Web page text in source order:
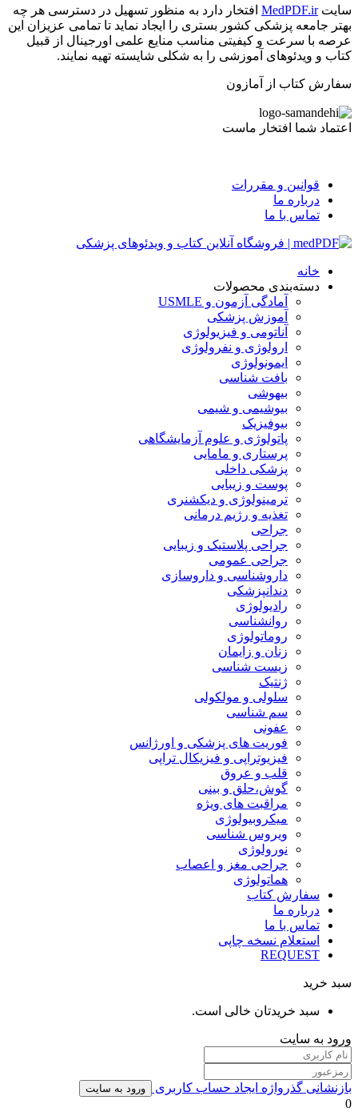
سایتMedPDF.ir افتخار دارد به منظور تسهیل در دسترسی هر چه
بهتر جامعه پزشکی کشور بستری را ایجاد نماید تا تمامی عزیزان این
عرصه با سرعت و کیفیتی مناسب منایع علمی اورجینال از قبیل
کتاب و ویدئوهای آموزشی را به شکلی شایسته تهیه نمایند.
سفارش کتاب از آمازون
اعتماد شما افتخار ماست
قوانین و مقررات
درباره ما
تماس با ما
خانه
دسته‌بندی محصولات
آمادگی آزمون و USMLE
آموزش پزشکی
آناتومی و فیزیولوژی
ارولوژی و نفرولوژی
ایمونولوژی
بافت شناسی
بیهوشی
بیوشیمی و شیمی
بیوفیزیک
پاتولوژی و علوم آزمایشگاهی
پرستاری و مامایی
پزشکی داخلی
پوست و زیبایی
ترمینولوژی و دیکشنری
تغذیه و رژیم درمانی
جراحی
جراحی پلاستیک و زیبایی
جراحی عمومی
داروشناسی و داروسازی
دندانپزشکی
رادیولوژی
روانشناسی
روماتولوژی
زنان و زایمان
زیست شناسی
ژنتیک
سلولی و مولکولی
سم شناسی
عفونی
فوریت های پزشکی و اورژانس
فیزیوتراپی و فیزیکال تراپی
قلب و عروق
گوش،حلق و بینی
مراقبت های ویژه
میکروبیولوژی
ویروس شناسی
نورولوژی
جراحی مغز و اعصاب
هماتولوژی
سفارش کتاب
درباره ما
تماس با ما
استعلام نسخه چاپی
REQUEST
سبد خرید
سبد خریدتان خالی است.
ورود به سایت
بازنشانی گذرواژه ایجاد حساب کاربری ورود به سایت
0